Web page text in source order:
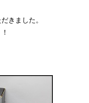
きました。